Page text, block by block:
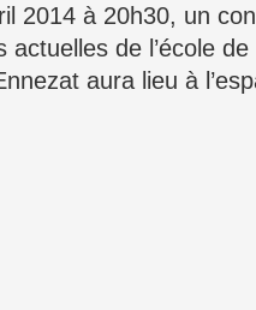
2014 à 20h30, un
actuelles de l’école
aura lieu à